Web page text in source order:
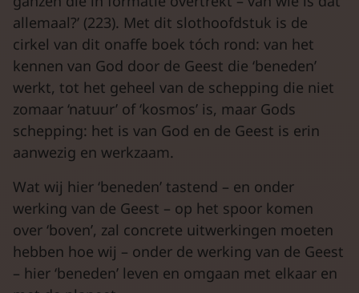
allemaal?’ (223). Met dit slothoofdstuk is de
cirkel van dit onaffe boek tóch rond: van het
kennen van God door de Geest die ‘beneden’
werkt, tot het geheel van de schepping die niet
zomaar ‘natuur’ of ‘kosmos’ is, maar Gods
schepping: het is van God en de Geest is erin
aanwezig en werkzaam.
Wat wij hier ‘beneden’ tastend – en onder
werking van de Geest – op het spoor komen
over ‘boven’, zal concrete uitwerkingen moeten
hebben hoe wij – onder de werking van de Geest
– hier ‘beneden’ leven en omgaan met elkaar en